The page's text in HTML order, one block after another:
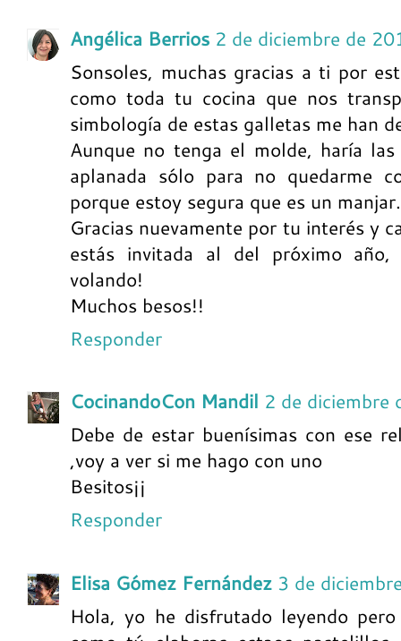
Angélica Berrios 2 de diciembre de
Sonsoles, muchas gracias a ti por
como toda tu cocina que nos
simbología de estas galletas me han
Aunque no tenga el molde, haría
aplanada sólo para no quedarme
porque estoy segura que es un manjar.
Gracias nuevamente por tu interés y
estás invitada al del próximo
volando!
Muchos besos!!
Responder
CocinandoCon Mandil 2 de
Debe de estar buenísimas con ese
,voy a ver si me hago con uno
Besitos¡¡
Responder
Elisa Gómez Fernández 3 de
Hola, yo he disfrutado leyendo